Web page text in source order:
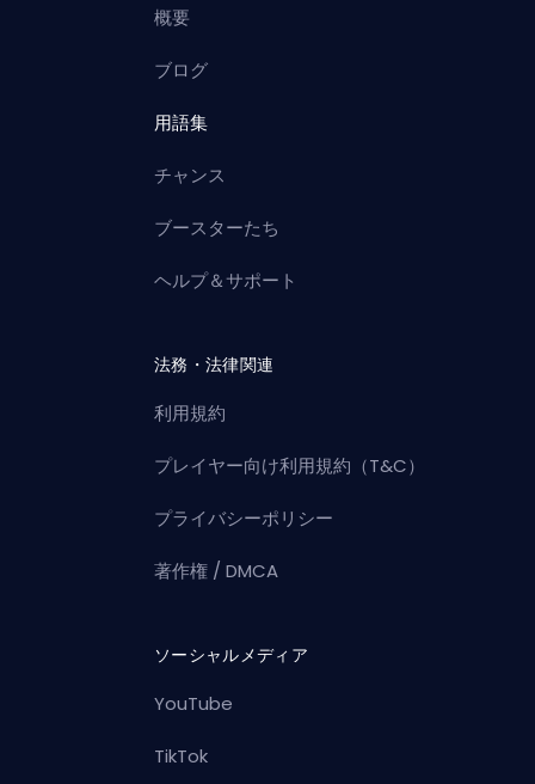
概要
ブログ
用語集
チャンス
ブースターたち
ヘルプ＆サポート
法務・法律関連
利用規約
プレイヤー向け利用規約（T&C）
プライバシーポリシー
著作権 / DMCA
ソーシャルメディア
YouTube
TikTok